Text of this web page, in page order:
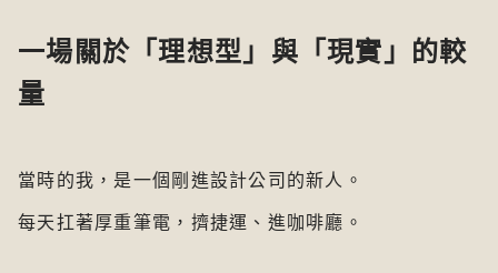
一場關於「理想型」與「現實」的較
量
當時的我，是一個剛進設計公司的新人。
每天扛著厚重筆電，擠捷運、進咖啡廳。